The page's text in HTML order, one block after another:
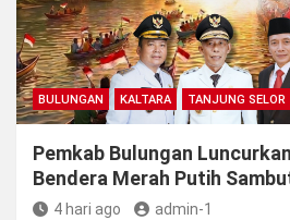
BULUNGAN KALTARA TANJUNG SELOR
Pemkab Bulungan
Bendera Merah Putih
4 hari ago admin-1